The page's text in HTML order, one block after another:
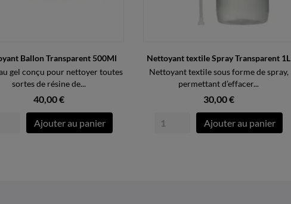
Ballon Transparent 500Ml
gel conçu pour nettoyer toutes
sortes de résine de...
40,00 €
Ajouter au panier
Nettoyant textile Spray Transparent 1L
Nettoyant textile sous forme de spray,
permettant d’effacer...
30,00 €
Ajouter au panier